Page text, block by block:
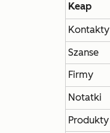
Keap
Kontakty
Szanse
Firmy
Notatki
Produkty